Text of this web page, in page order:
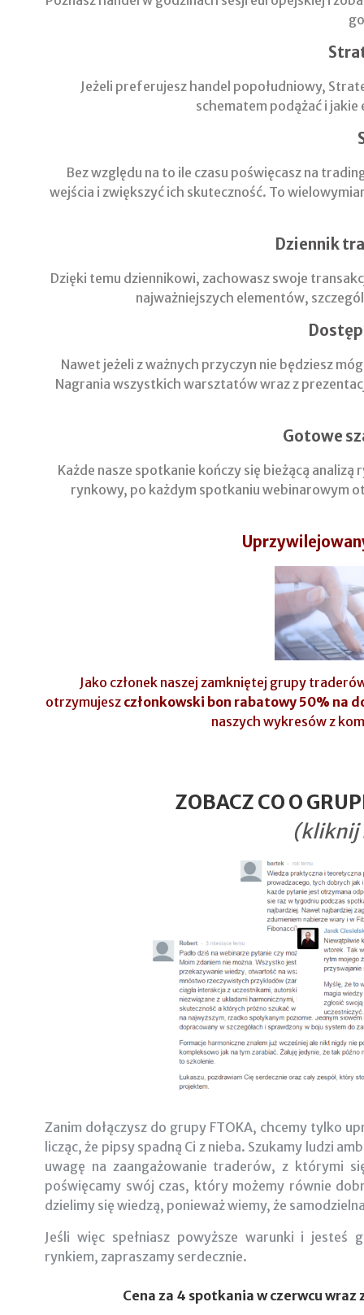
Jeżeli preferujesz handel popołudniowy,
schematem podążać i
Bez względu na to ile czasu poświęcasz na
wejścia i zwiększyć ich skuteczność. To
Dziennik
Dzięki temu dziennikowi, zachowasz swoje
najważniejszych elementów,
Nawet jeżeli z ważnych przyczyn nie będziesz
Nagrania wszystkich warsztatów wraz z
Gotowe
Każde nasze spotkanie kończy się bieżącą
rynkowy, po każdym spotkaniu webinarowym
Jako członek naszej zamkniętej grupy
otrzymujesz członkowski bon rabatowy 50% na
naszych wykresów z
ZOBACZ CO O
(kliknij
Zanim dołączysz do grupy FTOKA, chcemy tylko
licząc, że pipsy spadną Ci z nieba. Szukamy ludzi
uwagę na zaangażowanie traderów, z którymi
poświęcamy swój czas, który możemy równie
dzielimy się wiedzą, ponieważ wiemy, że
Jeśli więc spełniasz powyższe warunki i
rynkiem, zapraszamy serdecznie.
Cena za 4 spotkania w czerwcu